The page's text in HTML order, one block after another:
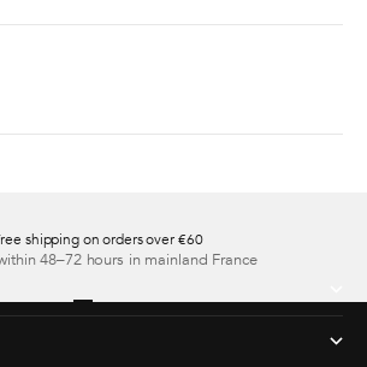
shipping on orders over €60
48–72 hours in mainland France
Go to item 1
Go to item 2
Go to item 3
Go to item 4